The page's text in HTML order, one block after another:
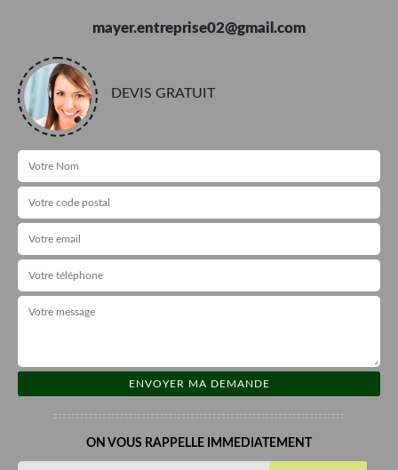
mayer.entreprise02@gmail.com
DEVIS GRATUIT
ON VOUS RAPPELLE IMMEDIATEMENT